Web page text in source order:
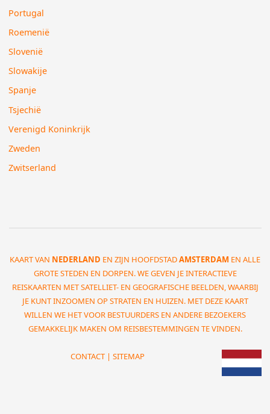
Portugal
Roemenië
Slovenië
Slowakije
Spanje
Tsjechië
Verenigd Koninkrijk
Zweden
Zwitserland
KAART VAN NEDERLAND EN ZIJN HOOFDSTADAMSTERDAM EN ALLE
GROTE STEDEN EN DORPEN. WE GEVEN JE INTERACTIEVE
REISKAARTEN MET SATELLIET- EN GEOGRAFISCHE BEELDEN, WAARBIJ
JE KUNT INZOOMEN OP STRATEN EN HUIZEN. MET DEZE KAART
WILLEN WE HET VOOR BESTUURDERS EN ANDERE BEZOEKERS
GEMAKKELIJK MAKEN OM REISBESTEMMINGEN TE VINDEN.
CONTACT| SITEMAP